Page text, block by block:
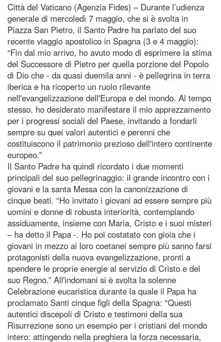
Città del Vaticano (Agenzia Fides) – Durante l’udienza
generale di mercoledì 7 maggio, che si è svolta in
Piazza San Pietro, il Santo Padre ha parlato del suo
recente viaggio apostolico in Spagna (3 e 4 maggio):
“Fin dal mio arrivo, ho avuto modo di esprimere la stima
del Successore di Pietro per quella porzione del Popolo
di Dio che - da quasi duemila anni - è pellegrina in terra
iberica e ha ricoperto un ruolo rilevante
nell'evangelizzazione dell'Europa e del mondo. Al tempo
stesso, ho desiderato manifestare il mio apprezzamento
per i progressi sociali del Paese, invitando a fondarli
sempre su quei valori autentici e perenni che
costituiscono il patrimonio prezioso dell'intero continente
europeo.”
Il Santo Padre ha quindi ricordato i due momenti
principali del suo pellegrinaggio: il grande incontro con i
giovani e la santa Messa con la canonizzazione di
cinque beati. “Ho invitato i giovani ad essere sempre più
uomini e donne di robusta interiorità, contemplando
assiduamente, insieme con Maria, Cristo e i suoi misteri
– ha detto il Papa -. Ho poi costatato con gioia che i
giovani in mezzo ai loro coetanei sempre più sanno farsi
protagonisti della nuova evangelizzazione, pronti a
spendere le proprie energie al servizio di Cristo e del
suo Regno.” All'indomani si è svolta la solenne
Celebrazione eucaristica durante la quale il Papa ha
proclamato Santi cinque figli della Spagna: “Questi
autentici discepoli di Cristo e testimoni della sua
Risurrezione sono un esempio per i cristiani del mondo
intero: attingendo nella preghiera la forza necessaria,